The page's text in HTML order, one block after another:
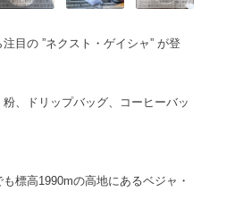
目の ”ネクスト・ゲイシャ” が登
、ドリップバッグ、コーヒーバッ
標高1990mの高地にあるベジャ・